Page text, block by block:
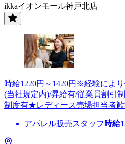
ikkaイオンモール神戸北店
時給1220円～1420円※経験によ
(当社規定内)/昇給有/従業員割引
制度有★レディース売場担当者歓
アパレル販売スタッフ 時給